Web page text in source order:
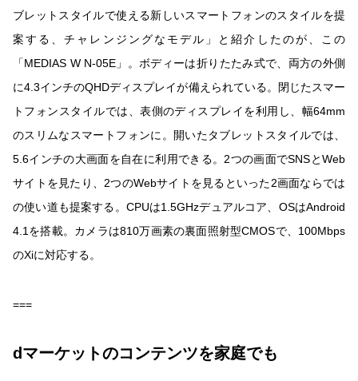
ブレットスタイルで使える新しいスマートフォンのスタイルを提
案する、チャレンジングなモデル」と紹介したのが、この
「MEDIAS W N-05E」。ボディーは折りたたみ式で、両方の外側
に4.3インチのQHDディスプレイが備えられている。閉じたスマー
トフォンスタイルでは、表側のディスプレイを利用し、幅64mm
のスリムなスマートフォンに。開いたタブレットスタイルでは、
5.6インチの大画面を自在に利用できる。2つの画面でSNSとWeb
サイトを見たり、2つのWebサイトを見るといった2画面ならでは
の使い道も提案する。CPUは1.5GHzデュアルコア、OSはAndroid
4.1を搭載。カメラは810万画素の裏面照射型CMOSで、100Mbps
のXiに対応する。
===
dマーケットのコンテンツを家庭でも